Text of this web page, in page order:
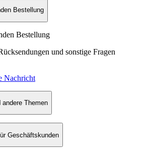
Bestellung
Bestellung
und sonstige Fragen
Nachricht
andere Themen
Geschäftskunden